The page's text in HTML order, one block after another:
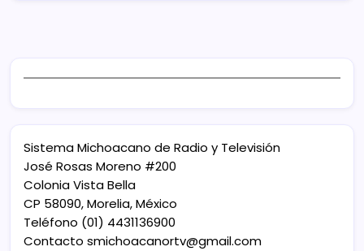
Sistema Michoacano de Radio y Televisión
José Rosas Moreno #200
Colonia Vista Bella
CP 58090, Morelia, México
Teléfono (01) 4431136900
Contacto smichoacanortv@gmail.com